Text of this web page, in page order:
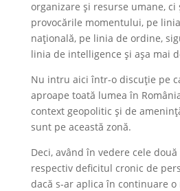
organizare și resurse umane,
provocările momentului, pe
națională, pe linia de ordine,
linia de intelligence și așa mai
Nu intru aici într-o discuție pe
aproape toată lumea în
context geopolitic și de
sunt pe această zonă.
Deci, având în vedere cele
respectiv deficitul cronic de
dacă s-ar aplica în continuare o